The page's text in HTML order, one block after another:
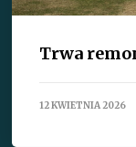
Trwa
12 KWIETNIA 2026